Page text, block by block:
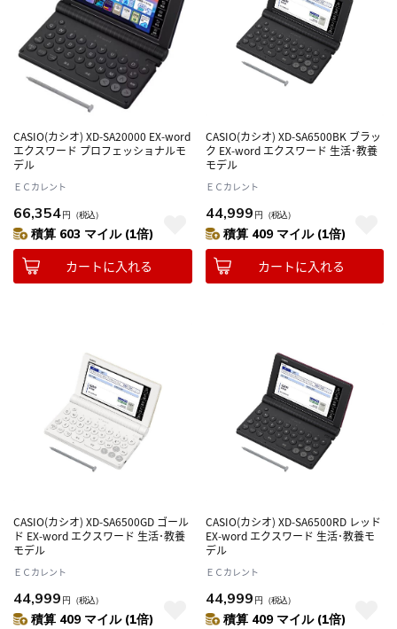
CASIO(カシオ) XD-SA20000 EX-word
エクスワード プロフェッショナルモ
デル
ＥＣカレント
66,354円 （税込）
積算 603 マイル (1倍)
カートに入れる
CASIO(カシオ) XD-SA6500BK ブラッ
ク EX-word エクスワード 生活･教養
モデル
ＥＣカレント
44,999 円 （税込）
積算 409 マイル (1倍)
カートに入れる
CASIO(カシオ) XD-SA6500GD ゴール
ド EX-word エクスワード 生活･教養
モデル
ＥＣカレント
44,999 円 （税込）
積算 409 マイル (1倍)
CASIO(カシオ) XD-SA6500RD レッド
EX-word エクスワード 生活･教養モ
デル
ＥＣカレント
44,999 円 （税込）
積算 409 マイル (1倍)